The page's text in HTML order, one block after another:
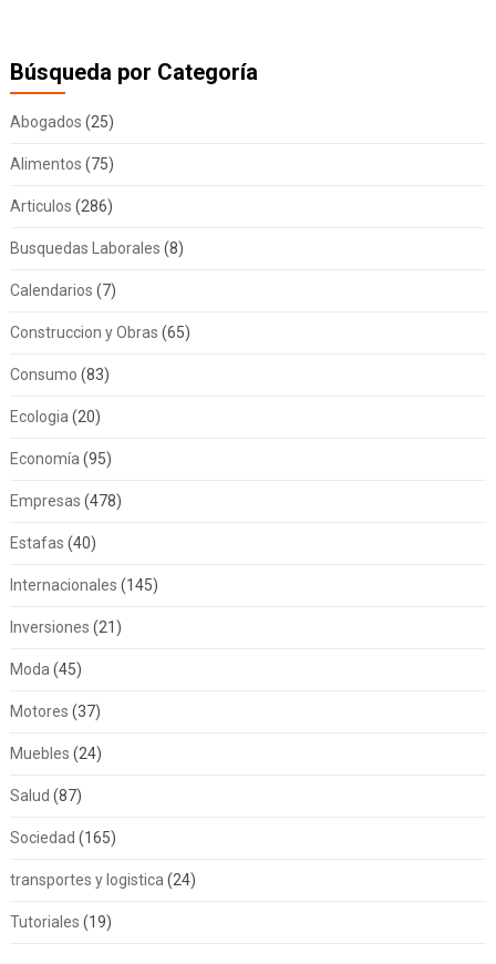
Búsqueda por Categoría
Abogados (25)
Alimentos (75)
Articulos (286)
Busquedas Laborales (8)
Calendarios (7)
Construccion y Obras (65)
Consumo (83)
Ecologia (20)
Economía (95)
Empresas (478)
Estafas (40)
Internacionales (145)
Inversiones (21)
Moda (45)
Motores (37)
Muebles (24)
Salud (87)
Sociedad (165)
transportes y logistica (24)
Tutoriales (19)